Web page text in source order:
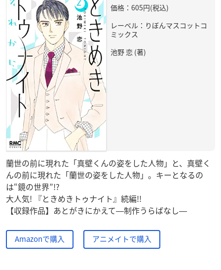
価格：605円(税込)
レーベル：りぼんマスコットコ
ミックス
池野 恋 (著)
蘭世の前に現れた「真壁くんの姿をした人物」と、真壁く
んの前に現れた「蘭世の姿をした人物」。キーとなるの
は“鏡の世界”!?
大人気! 『ときめきトゥナイト』続編!!
【収録作品】あとがきにかえて―制作うらばなし―
Amazonで購入 アニメイトで購入